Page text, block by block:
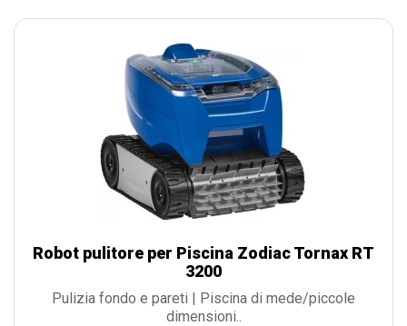
Robot pulitore per Piscina Zodiac Tornax RT
3200
Pulizia fondo e pareti | Piscina di mede/piccole
dimensioni..